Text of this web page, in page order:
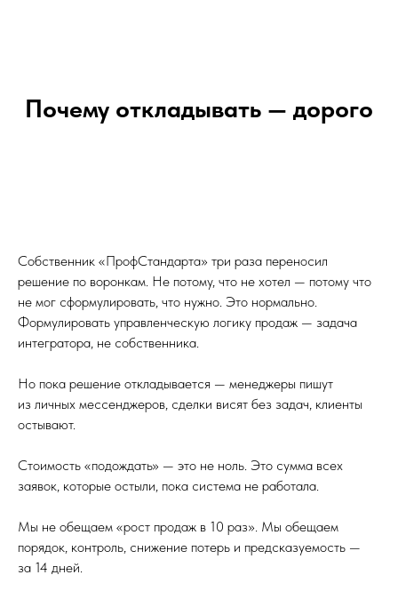
Почему откладывать — дорого
Собственник «ПрофСтандарта» три раза переносил
решение по воронкам. Не потому, что не хотел — потому что
не мог сформулировать, что нужно. Это нормально.
Формулировать управленческую логику продаж — задача
интегратора, не собственника.
Но пока решение откладывается — менеджеры пишут
из личных мессенджеров, сделки висят без задач, клиенты
остывают.
Стоимость «подождать» — это не ноль. Это сумма всех
заявок, которые остыли, пока система не работала.
Мы не обещаем «рост продаж в 10 раз». Мы обещаем
порядок, контроль, снижение потерь и предсказуемость —
за 14 дней.